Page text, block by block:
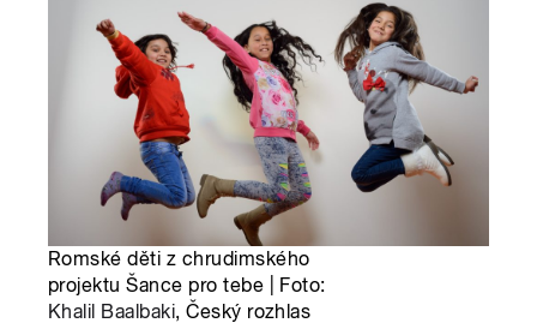
Romské děti z chrudimského
projektu Šance pro tebe | Foto:
Khalil Baalbaki, Český rozhlas